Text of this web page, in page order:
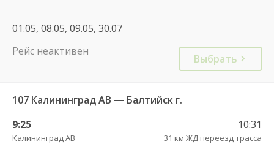
01.05, 08.05, 09.05, 30.07
Рейс неактивен
Выбрать
107 Калининград АВ — Балтийск г.
9:25
Калининград АВ
10:31
31 км ЖД переезд трасса